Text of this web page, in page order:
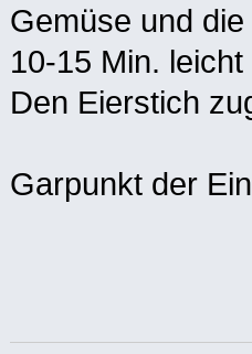
Gemüse und
10-15 Min.
Den Eierstich
Garpunkt der